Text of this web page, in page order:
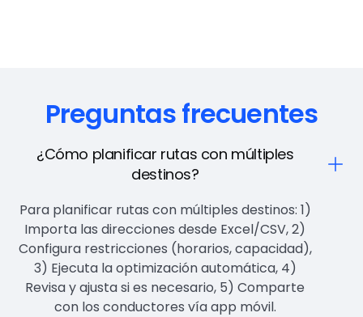
Preguntas frecuentes
¿Cómo planificar rutas con múltiples
destinos?
Para planificar rutas con múltiples destinos: 1)
Importa las direcciones desde Excel/CSV, 2)
Configura restricciones (horarios, capacidad),
3) Ejecuta la optimización automática, 4)
Revisa y ajusta si es necesario, 5) Comparte
con los conductores vía app móvil.